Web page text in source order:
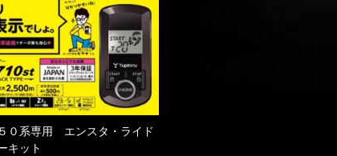
０系専用 エンスタ・ライド
キット